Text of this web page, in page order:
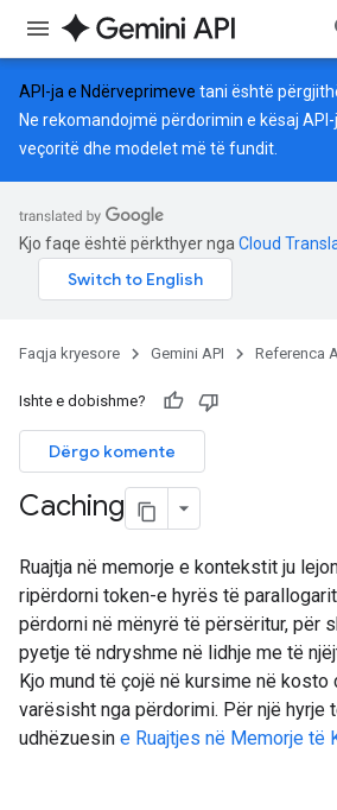
API-ja e Ndërveprimeve tani është
Ne rekomandojmë përdorimin e kësaj
veçoritë dhe modelet më të fundit.
Kjo faqe është përkthyer nga Cloud
Faqja kryesore Gemini API Referenca
Ishte e dobishme?
Dërgo komente
Caching
Ruajtja në memorje e kontekstit ju
ripërdorni token-e hyrës të
përdorni në mënyrë të përsëritur, për
pyetje të ndryshme në lidhje me të
Kjo mund të çojë në kursime në kosto
varësisht nga përdorimi. Për një hyrje
udhëzuesin e Ruajtjes në Memorje të